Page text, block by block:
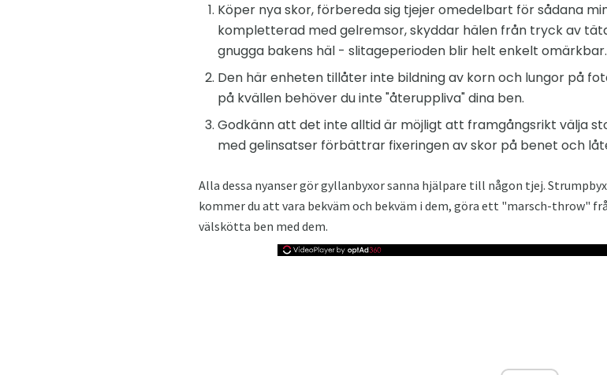
Köper nya skor, förbereda sig tjejer omedelbart för sådana
kompletterad med gelremsor, skyddar hälen från tryck av
gnugga bakens häl - slitageperioden blir helt enkelt omärkbar.
Den här enheten tillåter inte bildning av korn och lungor på
på kvällen behöver du inte "återuppliva" dina ben.
Godkänn att det inte alltid är möjligt att framgångsrikt välja
med gelinsatser förbättrar fixeringen av skor på benet och
Alla dessa nyanser gör gyllanbyxor sanna hjälpare till någon tjej.
kommer du att vara bekväm och bekväm i dem, göra ett "marsch-throw"
välskötta ben med dem.